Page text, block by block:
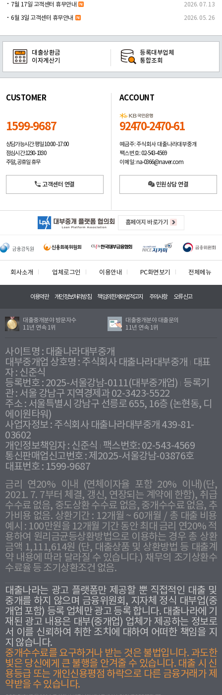
7월 17일 고객센터 휴무안내 2026. 07. 13
6월 3일 고객센터 휴무안내 2026. 05. 26
대출상환금
이자계산기
등록대부업체
통합조회
CUSTOMER
1599-9687
상담가능시간: 평일10:00 -17:00
점심시간: 12:30 - 13:30
주말, 공휴일 휴무
고객센터 연결
ACCOUNT
92470-2470-61
예금주: 주식회사 대출나라대부중개
팩스번호: 02-543-4569
이메일: na-0366@naver.com
민원상담 연결
홈페이지 바로가기
회사소개 업체로그인 이용안내 PC화면보기 전체메뉴
이용약관 개인정보처리방침 책임의한계와법적고지 주의사항 오류신고
대출중개분야 방문자수
11년 연속 1위
대출중개분야 대출문의
11년 연속 1위
사이트명 : 대출나라대부중개
대부중개업 상호명 : 주식회사 대출나라대부중개
대표
자 : 신준식
등록번호 : 2025-서울강남-0111(대부중개업) 등록기
관 : 서울 강남구 지역경제과 02-3423-5522
주소 : 서울특별시 강남구 선릉로 655, 16층 (논현동, 디
에이원타워)
사업자정보 : 주식회사 대출나라대부중개 439-81-
03602
개인정보책임자 : 신준식
팩스번호: 02-543-4569
통신판매업신고번호 : 제2025-서울강남-03876호
대표번호 : 1599-9687
금리 연20% 이내 (연체이자율 포함 20% 이내)(단,
2021. 7. 7부터 체결, 갱신, 연장되는 계약에 한함), 취급
수수료 없음, 중도상환 수수료 없음, 중개수수료 없음, 추
가비용 없음. 상환기간 : 12개월 ~ 60개월 / 총 대출 비용
예시 : 100만원을 12개월 기간 동안 최대 금리 연20% 적
용하여 원리금균등상환방법으로 이용하는 경우 총 상환
금액 1,111,614원 (단, 대출상품 및 상환방법 등 대출계
약 내용에 따라 달라질 수 있습니다.) 채무의 조기상환수
수료율 등 조기상환조건 없음.
대출나라는 광고 플랫폼만 제공할 뿐 직접적인 대출 및
중개를 하지 않으며 금융위원회, 지자체 정식 대부업(중
개업 포함) 등록 업체만 광고 등록 합니다. 대출나라에 기
재된 광고 내용은 대부(중개업) 업체가 제공하는 정보로
서 이를 신뢰하여 취한 조치에 대하여 어떠한 책임을 지
지 않습니다.
중개수수료를 요구하거나 받는 것은 불법입니다. 과도한
빛은 당신에게 큰 불행을 안겨줄 수 있습니다. 대출 시 신
용등급 또는 개인신용평점 하락으로 다른 금융거래가 제
약받을 수 있습니다.